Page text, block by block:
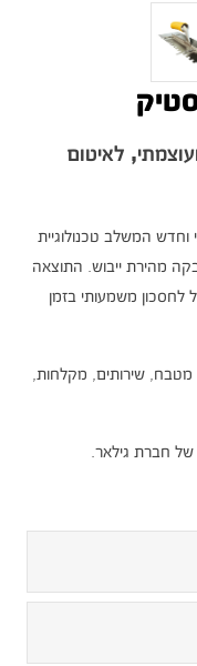
לאיטום
וחדש המשלב טכנולוגיית
מהירת ייבוש. התוצאה
משמעותי בזמן
מטבח, שירותים, מקלחות,
של חברת גילאר.